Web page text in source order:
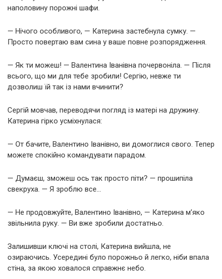
наполовину порожні шафи.
— Нічого особливого, — Катерина застебнула сумку. —
Просто повертаю вам сина у ваше повне розпорядження.
— Як ти можеш! — Валентина Іванівна почервоніла. — Після
всього, що ми для тебе зробили! Сергію, невже ти
дозволиш їй так із нами вчинити?
Сергій мовчав, переводячи погляд із матері на дружину.
Катерина гірко усміхнулася:
— От бачите, Валентино Іванівно, ви домоглися свого. Тепер
можете спокійно командувати парадом.
— Думаєш, зможеш ось так просто піти? — прошипіла
свекруха. — Я зроблю все…
— Не продовжуйте, Валентино Іванівно, — Катерина м’яко
звільнила руку. — Ви вже зробили достатньо.
Залишивши ключі на столі, Катерина вийшла, не
озираючись. Усередині було порожньо й легко, ніби впала
стіна, за якою ховалося справжнє небо.